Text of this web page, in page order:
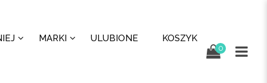
MARKI ULUBIONE KOSZYK
0